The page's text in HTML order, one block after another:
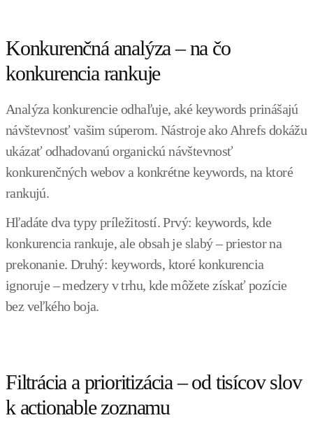
Konkurenčná analýza – na čo
konkurencia rankuje
Analýza konkurencie odhaľuje, aké keywords prinášajú
návštevnosť vašim súperom. Nástroje ako Ahrefs dokážu
ukázať odhadovanú organickú návštevnosť
konkurenčných webov a konkrétne keywords, na ktoré
rankujú.
Hľadáte dva typy príležitostí. Prvý: keywords, kde
konkurencia rankuje, ale obsah je slabý – priestor na
prekonanie. Druhý: keywords, ktoré konkurencia
ignoruje – medzery v trhu, kde môžete získať pozície
bez veľkého boja.
Filtrácia a prioritizácia – od tisícov slov
k actionable zoznamu